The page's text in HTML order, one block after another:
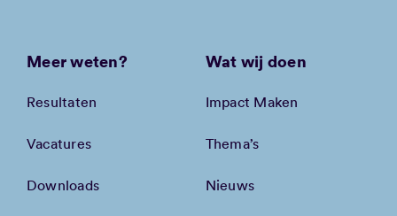
Meer weten?
Resultaten
Vacatures
Downloads
Wat wij doen
Impact Maken
Thema’s
Nieuws